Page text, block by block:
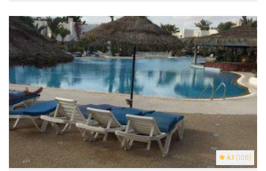
4.1 (108)